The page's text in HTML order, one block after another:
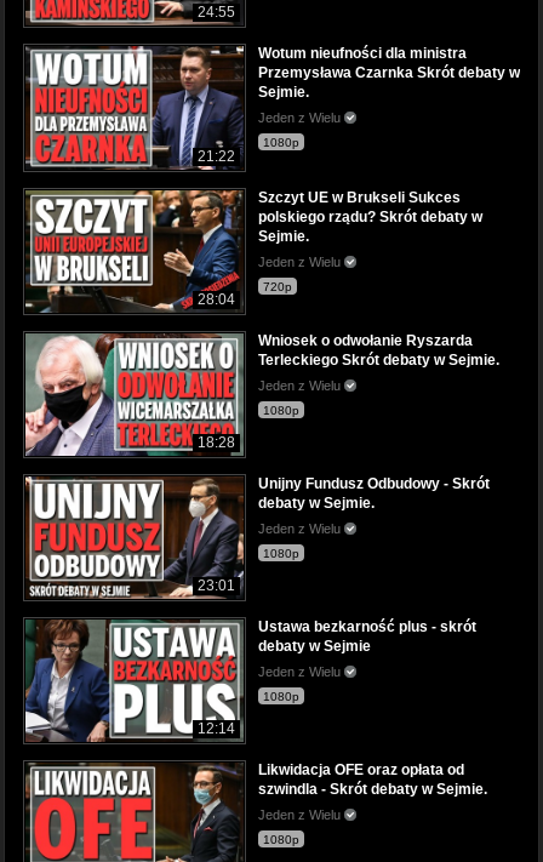
24:55
21:22
Wotum nieufności dla ministra
Przemysława Czarnka Skrót debaty w
Sejmie.
Jeden z Wielu
1080p
28:04
Szczyt UE w Brukseli Sukces
polskiego rządu? Skrót debaty w
Sejmie.
Jeden z Wielu
720p
18:28
Wniosek o odwołanie Ryszarda
Terleckiego Skrót debaty w Sejmie.
Jeden z Wielu
1080p
23:01
Unijny Fundusz Odbudowy - Skrót
debaty w Sejmie.
Jeden z Wielu
1080p
12:14
Ustawa bezkarność plus - skrót
debaty w Sejmie
Jeden z Wielu
1080p
Likwidacja OFE oraz opłata od
szwindla - Skrót debaty w Sejmie.
Jeden z Wielu
1080p